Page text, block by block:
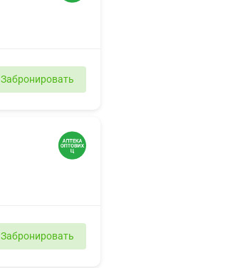
Забронировать
Забронировать